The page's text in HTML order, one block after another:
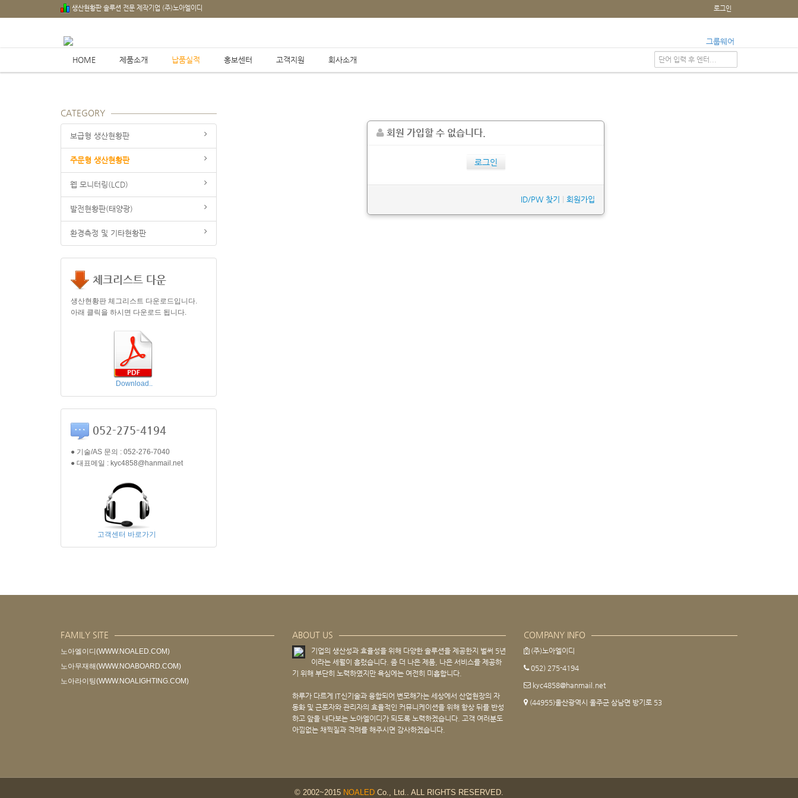
생산현황판 솔루션 전문 제작기업 (주)노아엘이디 로그인
그룹웨어
HOME 제품소개 납품실적 홍보센터 고객지원 회사소개
납품실적 / 주문형 생산현황판
CATEGORY
보급형 생산현황판
주문형 생산현황판
웹 모니터링(LCD)
발전현황판(태양광)
환경측정 및 기타현황판
체크리스트 다운
생산현황판 체그리스트 다운로드입니다.
아래 클릭을 하시면 다운로드 됩니다.
Download..
052-275-4194
● 기술/AS 문의 : 052-276-7040
● 대표메일 : kyc4858@hanmail.net
고객센터 바로가기
회원 가입할 수 없습니다.
로그인
ID/PW 찾기 |회원가입
FAMILY SITE
노아엘이디(WWW.NOALED.COM)
노아무재해(WWW.NOABOARD.COM)
노아라이팅(WWW.NOALIGHTING.COM)
ABOUT US
기업의 생산성과 효율성을 위해 다양한 솔루션을 제공한지 벌써 5년
이라는 세월이 흘렀습니다. 좀 더 나은 제품, 나은 서비스를 제공하
기 위해 부단히 노력하였지만 욕심에는 여전히 미흡합니다.
하루가 다르게 IT신기술과 융합되어 변모해가는 세상에서 산업현장의 자
동화 및 근로자와 관리자의 효율적인 커뮤니케이션을 위해 항상 뒤를 반성
하고 앞을 내다보는 노아엘이디가 되도록 노력하겠습니다. 고객 여러분도
아낌없는 채찍질과 격려를 해주시면 감사하겠습니다.
COMPANY INFO
(주)노아엘이디
052) 275-4194
kyc4858@hanmail.net
(44955)울산광역시 울주군 삼남면 방기로 53
© 2002~2015 NOALED Co., Ltd.. ALL RIGHTS RESERVED.